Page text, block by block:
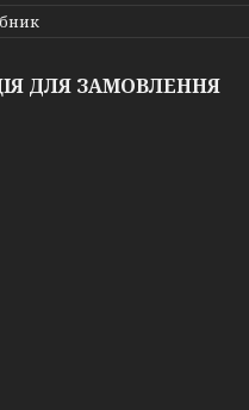
ДЛЯ ЗАМОВЛЕННЯ